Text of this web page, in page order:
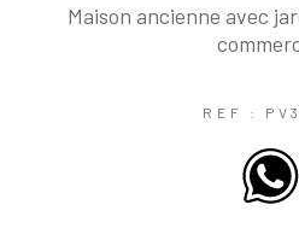
Maison ancienne avec
REF :